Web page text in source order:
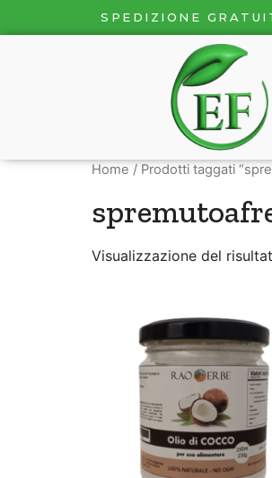
SPEDIZIONE
Home / Prodotti taggati
Visualizzazione del